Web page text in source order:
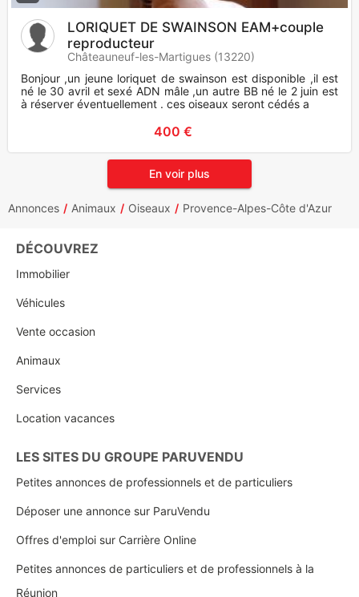
LORIQUET DE SWAINSON EAM+couple
reproducteur
Châteauneuf-les-Martigues (13220)
Bonjour ,un jeune loriquet de swainson est disponible ,il est
né le 30 avril et sexé ADN mâle ,un autre BB né le 2 juin est
à réserver éventuellement . ces oiseaux seront cédés a
400 €
En voir plus
Annonces Animaux Oiseaux Provence-Alpes-Côte d'Azur
DÉCOUVREZ
Immobilier
Véhicules
Vente occasion
Animaux
Services
Location vacances
LES SITES DU GROUPE PARUVENDU
Petites annonces de professionnels et de particuliers
Déposer une annonce sur ParuVendu
Offres d'emploi sur Carrière Online
Petites annonces de particuliers et de professionnels à la
Réunion